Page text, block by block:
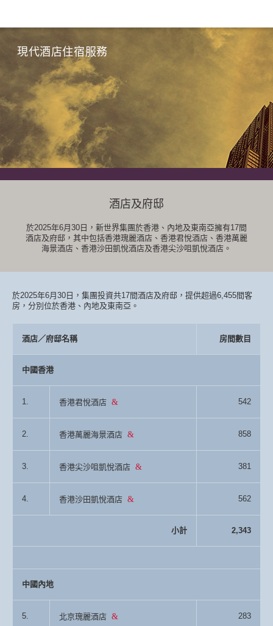
酒店及府邸
現代酒店住宿服務
酒店及府邸
於2025年6月30日，新世界集團於香港、內地及東南亞擁有17間
酒店及府邸，其中包括香港瑰麗酒店、香港君悅酒店、香港萬麗
海景酒店、香港沙田凱悅酒店及香港尖沙咀凱悅酒店。
於2025年6月30日，集團投資共17間酒店及府邸，提供超過6,455間客
房，分別位於香港、內地及東南亞。
酒店／府邸名稱 房間數目
中國香港
1. 香港君悅酒店 542
2. 香港萬麗海景酒店 858
3. 香港尖沙咀凱悅酒店 381
4. 香港沙田凱悅酒店 562
小計 2,343
中國內地
5. 北京瑰麗酒店 283